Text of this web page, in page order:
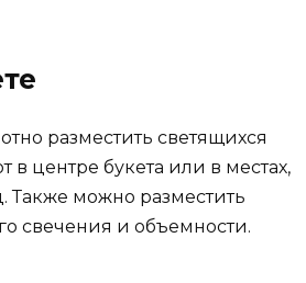
разместить светящихся
центре букета или в местах,
Также можно разместить
свечения и объемности.